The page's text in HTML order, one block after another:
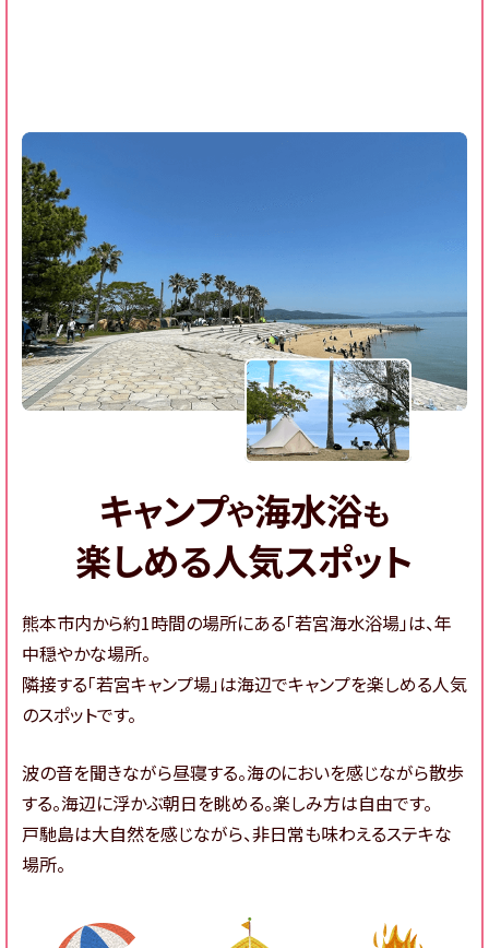
キャンプや海水浴も
楽しめる人気スポット
熊本市内から約1時間の場所にある「若宮海水浴場」は、年
中穏やかな場所。
隣接する「若宮キャンプ場」は海辺でキャンプを楽しめる人気
のスポットです。
波の音を聞きながら昼寝する。海のにおいを感じながら散歩
する。海辺に浮かぶ朝日を眺める。楽しみ方は自由です。
戸馳島は大自然を感じながら、非日常も味わえるステキな
場所。